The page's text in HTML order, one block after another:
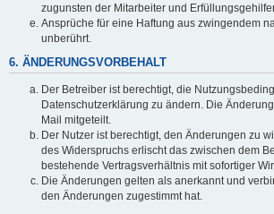
zugunsten der Mitarbeiter und
Ansprüche für eine Haftung aus zwingendem
unberührt.
6. ÄNDERUNGSVORBEHALT
Der Betreiber ist berechtigt, die
Datenschutzerklärung zu ändern. Die
Mail mitgeteilt.
Der Nutzer ist berechtigt, den Änderungen zu
des Widerspruchs erlischt das zwischen dem
bestehende Vertragsverhältnis mit sofortiger
Die Änderungen gelten als anerkannt und
den Änderungen zugestimmt hat.